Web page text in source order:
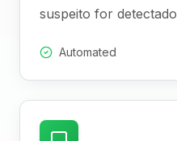
suspeito for detectado
Automated